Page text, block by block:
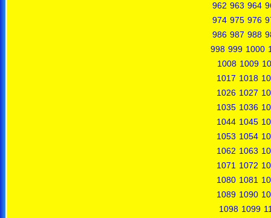
962 963 964
974 975 976
986 987 988
998 999 1000
1008 1009
1017 1018
1026 1027
1035 1036
1044 1045
1053 1054
1062 1063
1071 1072
1080 1081
1089 1090
1098 1099